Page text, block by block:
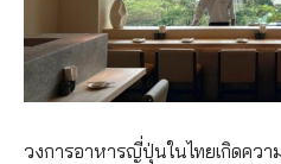
วงการอาหารญี่ปุ่นในไทยเกิดควา